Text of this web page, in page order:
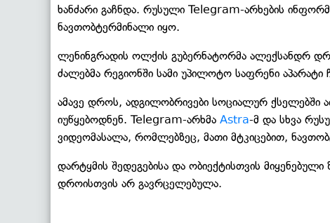
ხანძარი გაჩნდა. რუსული Telegram-არხების
ნავთობტერმინალი იყო.
ლენინგრადის ოლქის გუბერნატორმა ალექსანდრ
ძალებმა რეგიონში სამი უპილოტო საფრენი აპარატი
ამავე დროს, ადგილობრივები სოციალურ ქსელებში
იუწყებოდნენ. Telegram-არხმა Astra-მ და სხვა
ვიდეომასალა, რომლებზეც, მათი მტკიცებით,
დარტყმის შედეგებისა და ობიექტისთვის
დროისთვის არ გავრცელებულა.